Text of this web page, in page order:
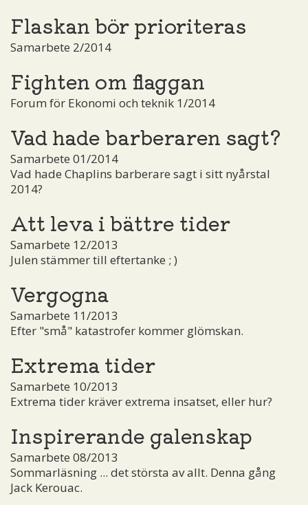
Flaskan bör prioriteras
Samarbete 2/2014
Fighten om flaggan
Forum för Ekonomi och teknik 1/2014
Vad hade barberaren sagt?
Samarbete 01/2014
Vad hade Chaplins barberare sagt i sitt nyårstal
2014?
Att leva i bättre tider
Samarbete 12/2013
Julen stämmer till eftertanke ; )
Vergogna
Samarbete 11/2013
Efter "små" katastrofer kommer glömskan.
Extrema tider
Samarbete 10/2013
Extrema tider kräver extrema insatset, eller hur?
Inspirerande galenskap
Samarbete 08/2013
Sommarläsning ... det största av allt. Denna gång
Jack Kerouac.